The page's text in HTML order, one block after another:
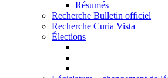
Résumés
Recherche Bulletin officiel
Recherche Curia Vista
Élections